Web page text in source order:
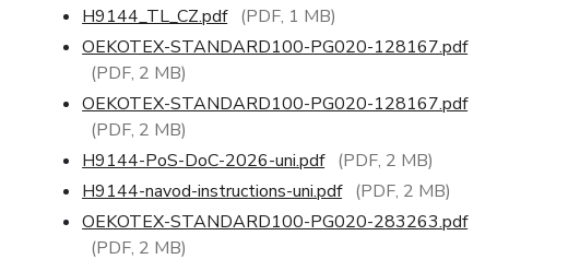
H9144_TL_CZ.pdf (PDF, 1 MB)
OEKOTEX-STANDARD100-PG020-128167.pdf
(PDF, 2 MB)
OEKOTEX-STANDARD100-PG020-128167.pdf
(PDF, 2 MB)
H9144-PoS-DoC-2026-uni.pdf (PDF, 2 MB)
H9144-navod-instructions-uni.pdf (PDF, 2 MB)
OEKOTEX-STANDARD100-PG020-283263.pdf
(PDF, 2 MB)